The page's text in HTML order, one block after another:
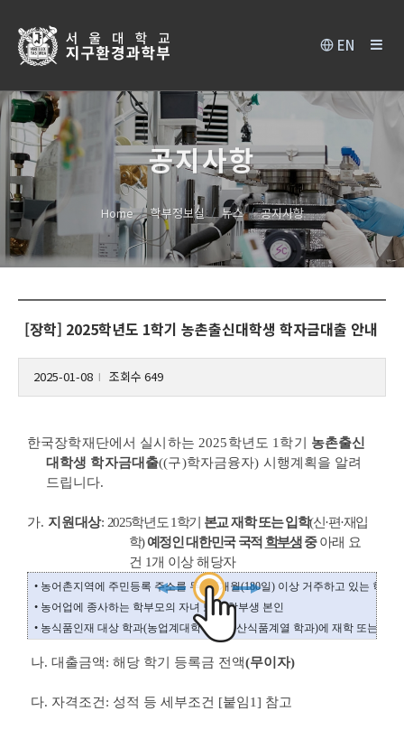
EN
공지사항
Home 학부정보실 뉴스 공지사항
[장학] 2025학년도 1학기 농촌출신대학생 학자금대출 안내
2025-01-08 조회수 649
한국장학재단에서 실시하는 2025학년도 1학기 농촌출신
대학생 학자금대출((구)학자금융자) 시행계획을 알려
드립니다.
가. 지원대상: 2025학년도 1학기 본교 재학 또는 입학(신·편·재입
학)예정인 대한민국 국적 학부생중 아래 요
건 1개 이상 해당자
• 농어촌지역에 주민등록 주소를 두고 6개월(180일) 이상 거주하고 있는 학부
• 농어업에 종사하는 학부모의 자녀 또는 학부생 본인
• 농식품인재 대상 학과(농업계대학 농림축산식품계열 학과)에 재학 또는 입
나. 대출금액: 해당 학기 등록금 전액(무이자)
다. 자격조건: 성적 등 세부조건 [붙임1] 참고